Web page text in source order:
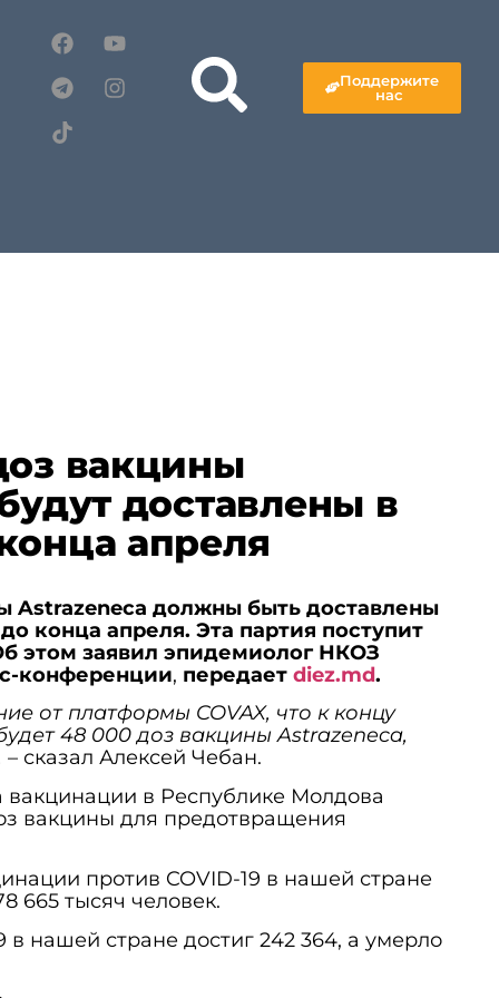
Поддержите
нас
вакцины
доставлены в
апреля
Astrazeneca должны быть доставлены
конца апреля. Эта партия поступит
этом заявил эпидемиолог НКОЗ
конференции, передает diez.md.
от платформы COVAX, что к концу
48 000 доз вакцины Astrazeneca,
– сказал Алексей Чебан.
вакцинации в Республике Молдова
вакцины для предотвращения
против COVID-19 в нашей стране
665 тысяч человек.
в нашей стране достиг 242 364, а умерло